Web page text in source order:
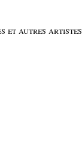
et autres artistes